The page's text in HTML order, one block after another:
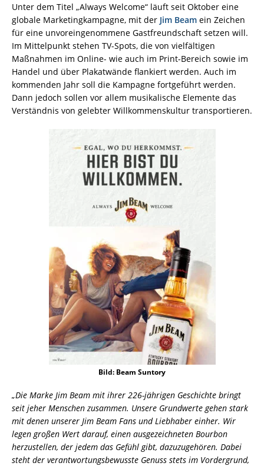
Unter dem Titel „Always Welcome“ läuft seit Oktober eine
globale Marketingkampagne, mit der Jim Beam ein Zeichen
für eine unvoreingenommene Gastfreundschaft setzen will.
Im Mittelpunkt stehen TV-Spots, die von vielfältigen
Maßnahmen im Online- wie auch im Print-Bereich sowie im
Handel und über Plakatwände flankiert werden. Auch im
kommenden Jahr soll die Kampagne fortgeführt werden.
Dann jedoch sollen vor allem musikalische Elemente das
Verständnis von gelebter Willkommenskultur transportieren.
Bild: Beam Suntory
„Die Marke Jim Beam mit ihrer 226-jährigen Geschichte bringt
seit jeher Menschen zusammen. Unsere Grundwerte gehen stark
mit denen unserer Jim Beam Fans und Liebhaber einher. Wir
legen großen Wert darauf, einen ausgezeichneten Bourbon
herzustellen, der jedem das Gefühl gibt, dazuzugehören. Dabei
steht der verantwortungsbewusste Genuss stets im Vordergrund,